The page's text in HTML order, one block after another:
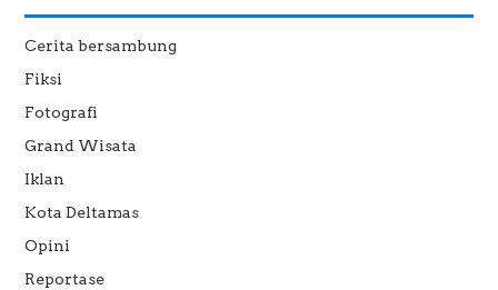
Cerita bersambung
Fiksi
Fotografi
Grand Wisata
Iklan
Kota Deltamas
Opini
Reportase